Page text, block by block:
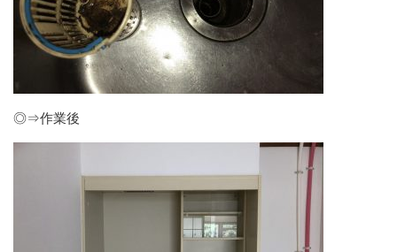
◎⇒作業後